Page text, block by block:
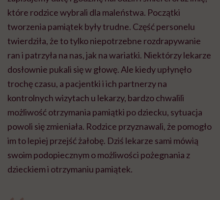
które rodzice wybrali dla maleństwa. Początki
tworzenia pamiątek były trudne. Część personelu
twierdziła, że to tylko niepotrzebne rozdrapywanie
ran i patrzyła na nas, jak na wariatki. Niektórzy lekarze
dosłownie pukali się w głowę. Ale kiedy upłynęło
trochę czasu, a pacjentki i ich partnerzy na
kontrolnych wizytach u lekarzy, bardzo chwalili
możliwość otrzymania pamiątki po dziecku, sytuacja
powoli się zmieniała. Rodzice przyznawali, że pomogło
im to lepiej przejść żałobę. Dziś lekarze sami mówią
swoim podopiecznym o możliwości pożegnania z
dzieckiem i otrzymaniu pamiątek.